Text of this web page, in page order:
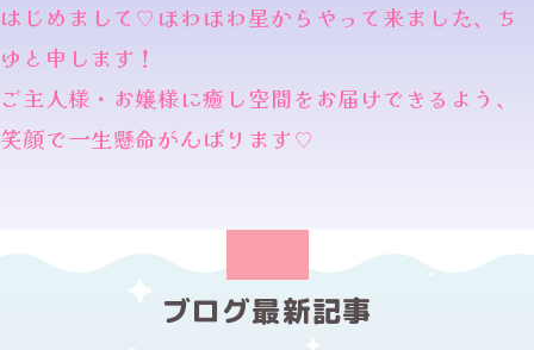
はじめまして♡ほわほわ星からやって来ました、ち
ゆと申します！
ご主人様・お嬢様に癒し空間をお届けできるよう、
笑顔で一生懸命がんばります♡
ブログ最新記事